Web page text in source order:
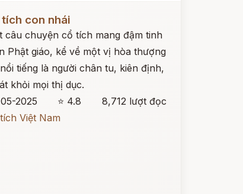
tích con nhái
câu chuyện cổ tích mang đậm tinh
Phật giáo, kể về một vị hòa thượng
tiếng là người chân tu, kiên định,
khỏi mọi thị dục.
2025
⭐ 4.8
8,712 lượt đọc
Việt Nam